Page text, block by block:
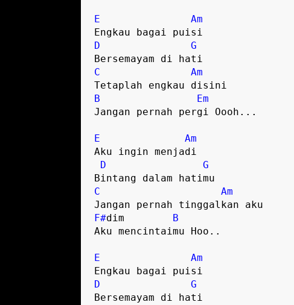
E
Am
D
G
C
Am
B
Em
Jangan pernah pergi Oooh...
E
Am
Aku ingin menjadi
D
G
C
Am
F#dim B
Aku mencintaimu Hoo..
E
Am
D
G